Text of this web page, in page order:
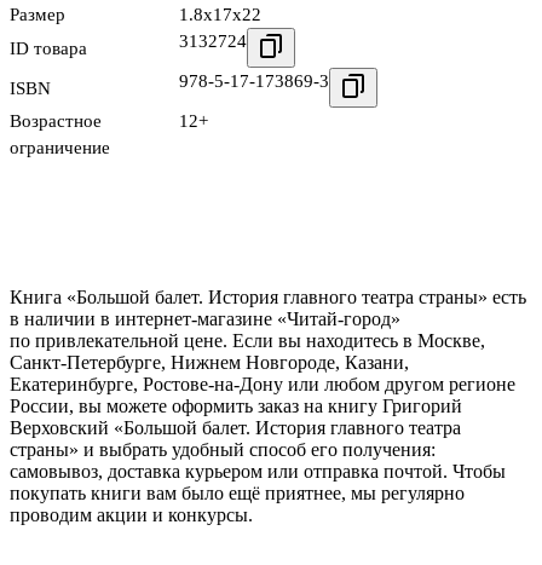
Размер
1.8x17x22
ID товара
3132724
ISBN 978-5-17-173869-3
Возрастное
ограничение
12+
Книга «Большой балет. История главного театра страны» есть
в наличии в интернет-магазине «Читай-город»
по привлекательной цене. Если вы находитесь в Москве,
Санкт-Петербурге, Нижнем Новгороде, Казани,
Екатеринбурге, Ростове-на-Дону или любом другом регионе
России, вы можете оформить заказ на книгу Григорий
Верховский «Большой балет. История главного театра
страны» и выбрать удобный способ его получения:
самовывоз, доставка курьером или отправка почтой. Чтобы
покупать книги вам было ещё приятнее, мы регулярно
проводим акции и конкурсы.